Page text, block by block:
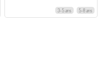
3-5 ans 5-8 ans